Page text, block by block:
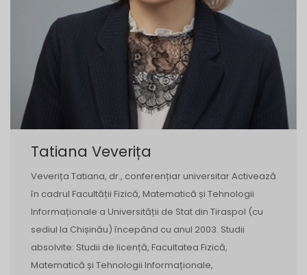
Tatiana Veverița
Veverița Tatiana, dr., conferențiar universitar Activează
în cadrul Facultății Fizică, Matematică și Tehnologii
Informaționale a Universității de Stat din Tiraspol (cu
sediul la Chișinău) începând cu anul 2003. Studii
absolvite: Studii de licență, Facultatea Fizică,
Matematică și Tehnologii Informaționale,